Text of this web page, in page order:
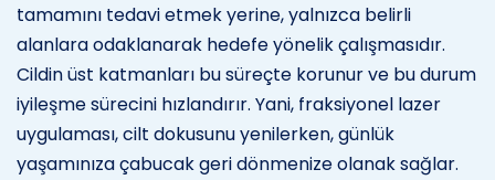
tamamını tedavi etmek yerine, yalnızca belirli
alanlara odaklanarak hedefe yönelik çalışmasıdır.
Cildin üst katmanları bu süreçte korunur ve bu durum
iyileşme sürecini hızlandırır. Yani, fraksiyonel lazer
uygulaması, cilt dokusunu yenilerken, günlük
yaşamınıza çabucak geri dönmenize olanak sağlar.